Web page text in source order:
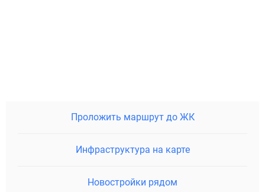
Проложить маршрут до ЖК
Инфраструктура на карте
Новостройки рядом